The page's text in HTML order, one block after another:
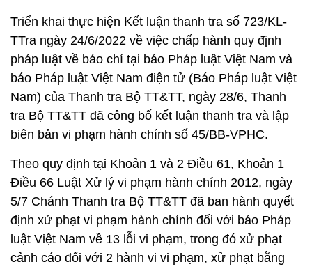
Triển khai thực hiện Kết luận thanh tra số 723/KL-
TTra ngày 24/6/2022 về việc chấp hành quy định
pháp luật về báo chí tại báo Pháp luật Việt Nam và
báo Pháp luật Việt Nam điện tử (Báo Pháp luật Việt
Nam) của Thanh tra Bộ TT&TT, ngày 28/6, Thanh
tra Bộ TT&TT đã công bố kết luận thanh tra và lập
biên bản vi phạm hành chính số 45/BB-VPHC.
Theo quy định tại Khoản 1 và 2 Điều 61, Khoản 1
Điều 66 Luật Xử lý vi phạm hành chính 2012, ngày
5/7 Chánh Thanh tra Bộ TT&TT đã ban hành quyết
định xử phạt vi phạm hành chính đối với báo Pháp
luật Việt Nam về 13 lỗi vi phạm, trong đó xử phạt
cảnh cáo đối với 2 hành vi vi phạm, xử phạt bằng